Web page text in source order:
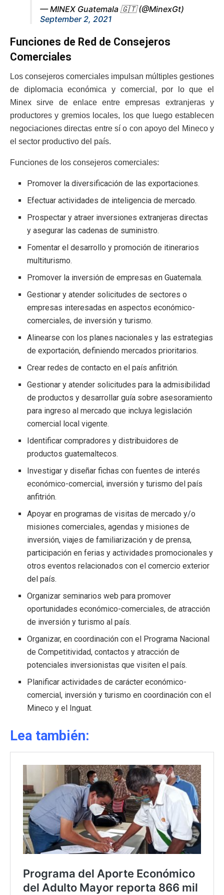
— MINEX Guatemala 🇬🇹 (@MinexGt)
September 2, 2021
Funciones de Red de Consejeros
Comerciales
Los consejeros comerciales impulsan múltiples gestiones
de diplomacia económica y comercial, por lo que el
Minex sirve de enlace entre empresas extranjeras y
productores y gremios locales, los que luego establecen
negociaciones directas entre sí o con apoyo del Mineco y
el sector productivo del país.
Funciones de los consejeros comerciales:
Promover la diversificación de las exportaciones.
Efectuar actividades de inteligencia de mercado.
Prospectar y atraer inversiones extranjeras directas
y asegurar las cadenas de suministro.
Fomentar el desarrollo y promoción de itinerarios
multiturismo.
Promover la inversión de empresas en Guatemala.
Gestionar y atender solicitudes de sectores o
empresas interesadas en aspectos económico-
comerciales, de inversión y turismo.
Alinearse con los planes nacionales y las estrategias
de exportación, definiendo mercados prioritarios.
Crear redes de contacto en el país anfitrión.
Gestionar y atender solicitudes para la admisibilidad
de productos y desarrollar guía sobre asesoramiento
para ingreso al mercado que incluya legislación
comercial local vigente.
Identificar compradores y distribuidores de
productos guatemaltecos.
Investigar y diseñar fichas con fuentes de interés
económico-comercial, inversión y turismo del país
anfitrión.
Apoyar en programas de visitas de mercado y/o
misiones comerciales, agendas y misiones de
inversión, viajes de familiarización y de prensa,
participación en ferias y actividades promocionales y
otros eventos relacionados con el comercio exterior
del país.
Organizar seminarios web para promover
oportunidades económico-comerciales, de atracción
de inversión y turismo al país.
Organizar, en coordinación con el Programa Nacional
de Competitividad, contactos y atracción de
potenciales inversionistas que visiten el país.
Planificar actividades de carácter económico-
comercial, inversión y turismo en coordinación con el
Mineco y el Inguat.
Lea también: